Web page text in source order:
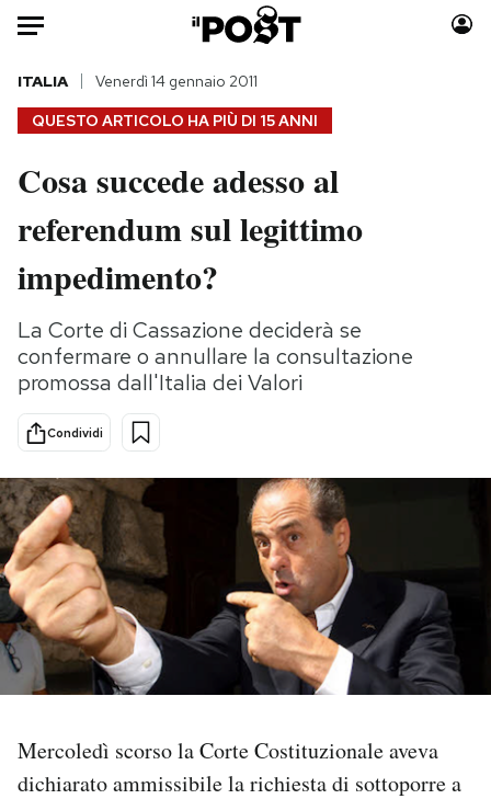
Auto
HOME
Italia
Politica
Tecnologia
Scienza
Sport
Moda
Consumismi
Media
Europa
PODCAST
NEWSLETTER
I MIEI PREFERITI
SHOP
QUESTO ARTICOLO HA PIÙ DI 15 ANNI
ITALIA Venerdì 14 gennaio 2011
Cosa succede adesso al
referendum sul legittimo
impedimento?
La Corte di Cassazione deciderà se
confermare o annullare la consultazione
promossa dall'Italia dei Valori
Condividi
Mercoledì scorso la Corte Costituzionale aveva
dichiarato ammissibile la richiesta di sottoporre a